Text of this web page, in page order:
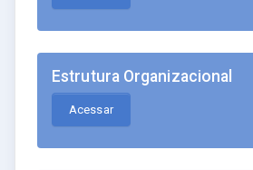
Estrutura Organizacional
Acessar